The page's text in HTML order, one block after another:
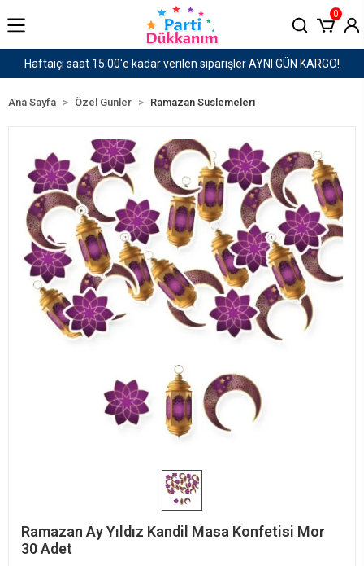
AYNI GÜN KARGO! 1500 TL ve Üzeri
0
Ana Sayfa Özel Günler Ramazan Süslemeleri
Ramazan Ay Yıldız Kandil Masa Konfetisi Mor
30 Adet